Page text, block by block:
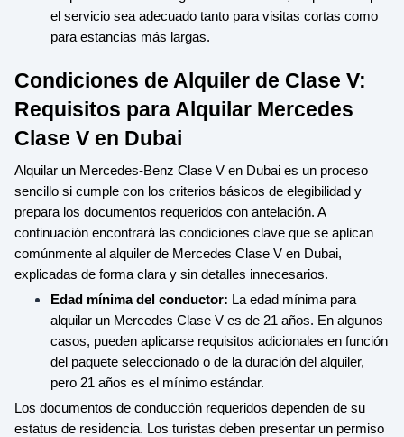
el servicio sea adecuado tanto para visitas cortas como
para estancias más largas.
Condiciones de Alquiler de Clase V:
Requisitos para Alquilar Mercedes
Clase V en Dubai
Alquilar un Mercedes-Benz Clase V en Dubai es un proceso
sencillo si cumple con los criterios básicos de elegibilidad y
prepara los documentos requeridos con antelación. A
continuación encontrará las condiciones clave que se aplican
comúnmente al alquiler de Mercedes Clase V en Dubai,
explicadas de forma clara y sin detalles innecesarios.
Edad mínima del conductor: La edad mínima para
alquilar un Mercedes Clase V es de 21 años. En algunos
casos, pueden aplicarse requisitos adicionales en función
del paquete seleccionado o de la duración del alquiler,
pero 21 años es el mínimo estándar.
Los documentos de conducción requeridos dependen de su
estatus de residencia. Los turistas deben presentar un permiso